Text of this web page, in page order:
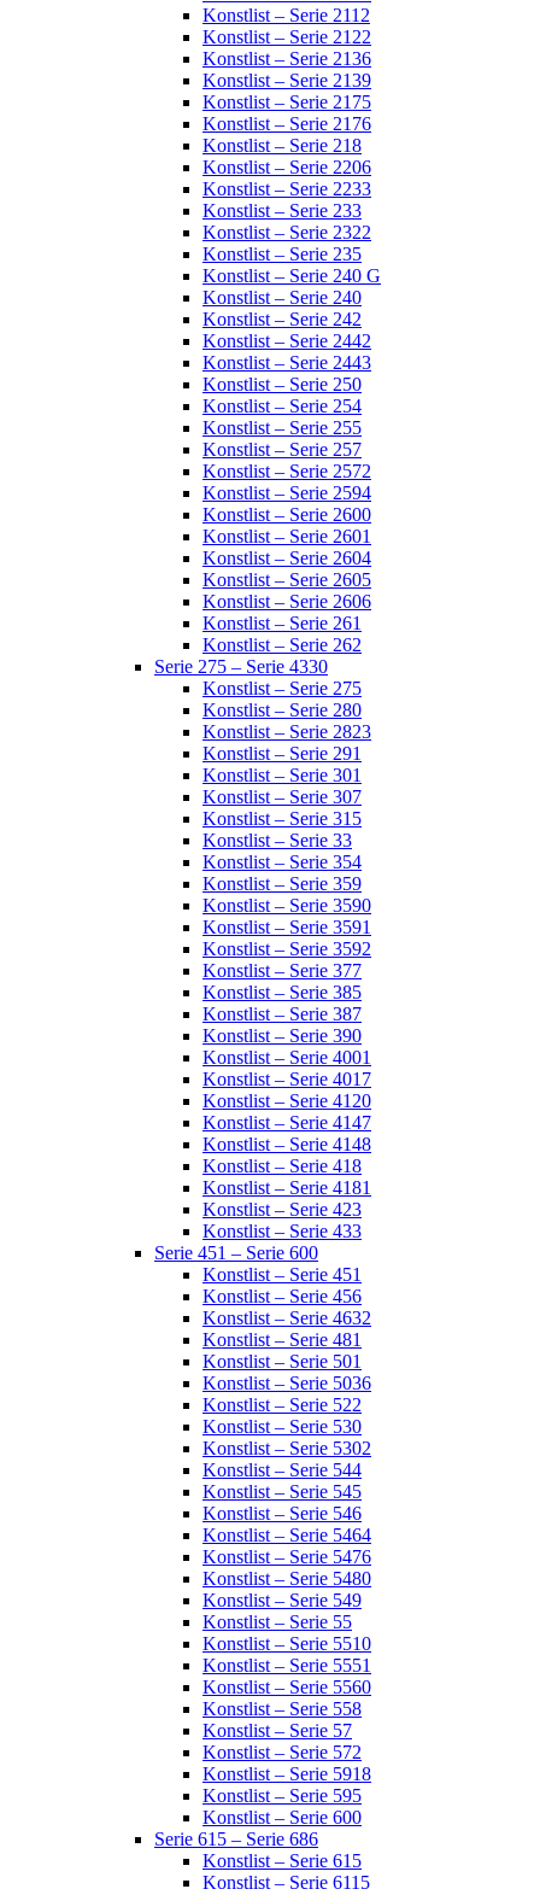
Konstlist – Serie 2112
Konstlist – Serie 2122
Konstlist – Serie 2136
Konstlist – Serie 2139
Konstlist – Serie 2175
Konstlist – Serie 2176
Konstlist – Serie 218
Konstlist – Serie 2206
Konstlist – Serie 2233
Konstlist – Serie 233
Konstlist – Serie 2322
Konstlist – Serie 235
Konstlist – Serie 240 G
Konstlist – Serie 240
Konstlist – Serie 242
Konstlist – Serie 2442
Konstlist – Serie 2443
Konstlist – Serie 250
Konstlist – Serie 254
Konstlist – Serie 255
Konstlist – Serie 257
Konstlist – Serie 2572
Konstlist – Serie 2594
Konstlist – Serie 2600
Konstlist – Serie 2601
Konstlist – Serie 2604
Konstlist – Serie 2605
Konstlist – Serie 2606
Konstlist – Serie 261
Konstlist – Serie 262
Serie 275 – Serie 4330
Konstlist – Serie 275
Konstlist – Serie 280
Konstlist – Serie 2823
Konstlist – Serie 291
Konstlist – Serie 301
Konstlist – Serie 307
Konstlist – Serie 315
Konstlist – Serie 33
Konstlist – Serie 354
Konstlist – Serie 359
Konstlist – Serie 3590
Konstlist – Serie 3591
Konstlist – Serie 3592
Konstlist – Serie 377
Konstlist – Serie 385
Konstlist – Serie 387
Konstlist – Serie 390
Konstlist – Serie 4001
Konstlist – Serie 4017
Konstlist – Serie 4120
Konstlist – Serie 4147
Konstlist – Serie 4148
Konstlist – Serie 418
Konstlist – Serie 4181
Konstlist – Serie 423
Konstlist – Serie 433
Serie 451 – Serie 600
Konstlist – Serie 451
Konstlist – Serie 456
Konstlist – Serie 4632
Konstlist – Serie 481
Konstlist – Serie 501
Konstlist – Serie 5036
Konstlist – Serie 522
Konstlist – Serie 530
Konstlist – Serie 5302
Konstlist – Serie 544
Konstlist – Serie 545
Konstlist – Serie 546
Konstlist – Serie 5464
Konstlist – Serie 5476
Konstlist – Serie 5480
Konstlist – Serie 549
Konstlist – Serie 55
Konstlist – Serie 5510
Konstlist – Serie 5551
Konstlist – Serie 5560
Konstlist – Serie 558
Konstlist – Serie 57
Konstlist – Serie 572
Konstlist – Serie 5918
Konstlist – Serie 595
Konstlist – Serie 600
Serie 615 – Serie 686
Konstlist – Serie 615
Konstlist – Serie 6115